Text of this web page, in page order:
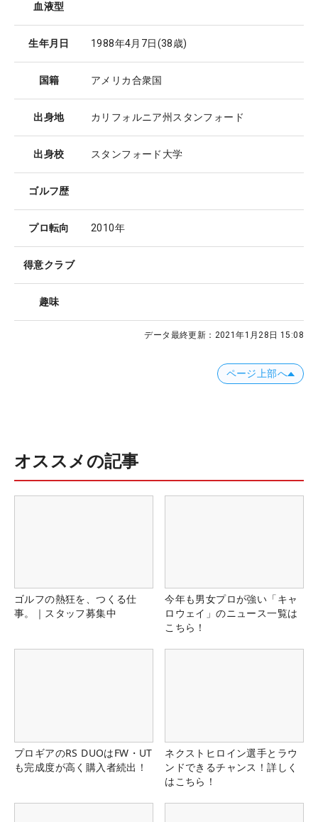
血液型
生年月日 1988年4月7日(38歳)
国籍 アメリカ合衆国
出身地 カリフォルニア州スタンフォード
出身校 スタンフォード大学
ゴルフ歴
プロ転向 2010年
得意クラブ
趣味
データ最終更新： 2021年1月28日 15:08
ページ上部へ
オススメの記事
ゴルフの熱狂を、つくる仕
事。｜スタッフ募集中
今年も男女プロが強い「キャ
ロウェイ」のニュース一覧は
こちら！
プロギアのRS DUOはFW・UT
も完成度が高く購入者続出！
ネクストヒロイン選手とラウ
ンドできるチャンス！詳しく
はこちら！